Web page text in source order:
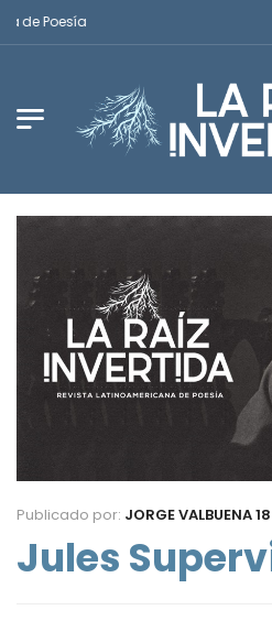
Poesía
Publicado por: JORGE VALBUENA
Jules